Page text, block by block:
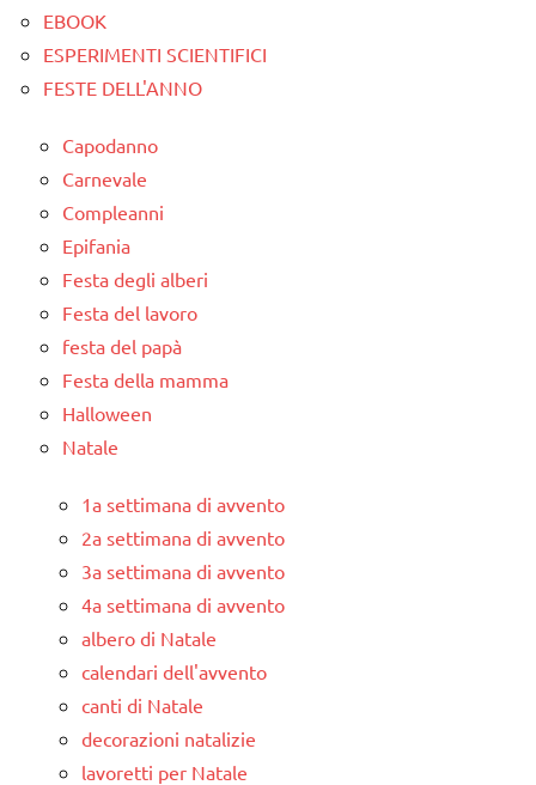
PER ETA'
TUTTI GLI
ARTICOLI
EBOOK
ESPERIMENTI SCIENTIFICI
FESTE DELL'ANNO
Capodanno
Carnevale
Compleanni
Epifania
Festa degli alberi
Festa del lavoro
festa del papà
Festa della mamma
Halloween
Natale
1a settimana di avvento
2a settimana di avvento
3a settimana di avvento
4a settimana di avvento
albero di Natale
calendari dell'avvento
canti di Natale
decorazioni natalizie
lavoretti per Natale